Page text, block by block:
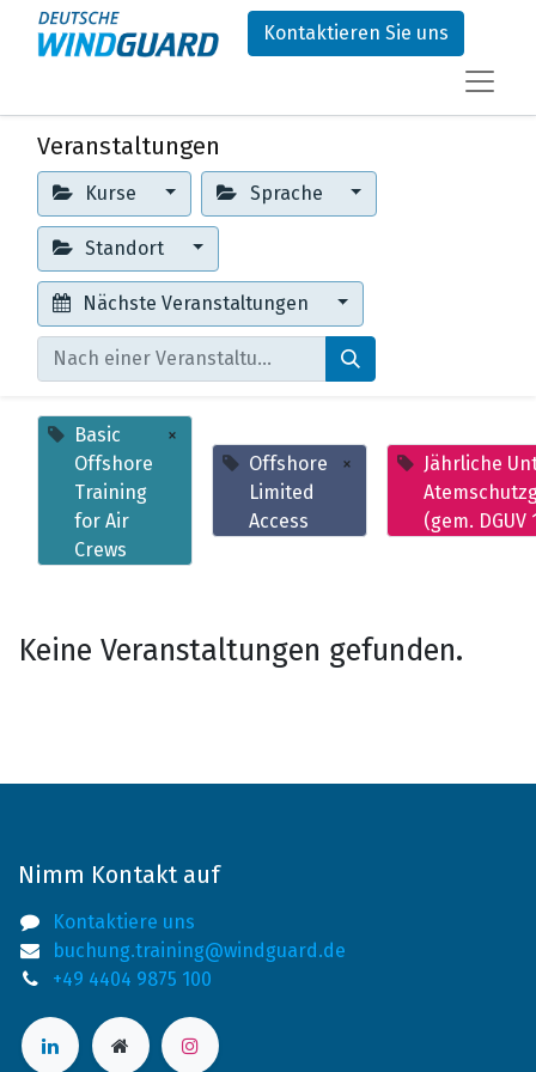
Kontaktieren Sie uns
Veranstaltungen
Kurse Sprache
Standort
Nächste Veranstaltungen
Basic
Offshore
Training
for Air
Crews
×
Offshore
Limited
Access
×
​Jährliche
(gem. DGUV
Keine Veranstaltungen gefunden.
Nimm Kontakt auf
Kontaktiere uns
buchung.training@windguard.de
+49 4404 9875 100